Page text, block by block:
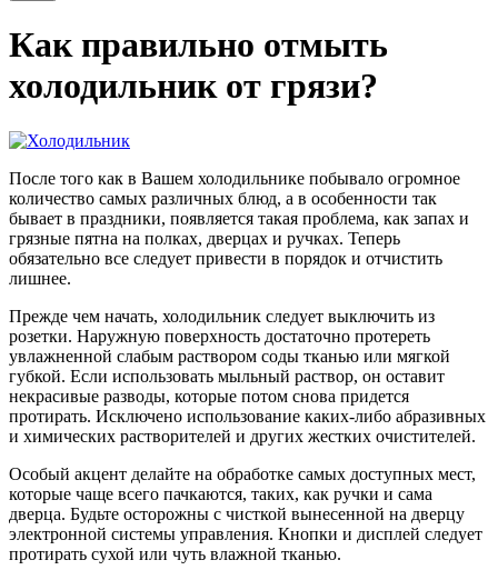
Как правильно отмыть
холодильник от грязи?
После того как в Вашем холодильнике побывало огромное
количество самых различных блюд, а в особенности так
бывает в праздники, появляется такая проблема, как запах и
грязные пятна на полках, дверцах и ручках. Теперь
обязательно все следует привести в порядок и отчистить
лишнее.
Прежде чем начать, холодильник следует выключить из
розетки. Наружную поверхность достаточно протереть
увлажненной слабым раствором соды тканью или мягкой
губкой. Если использовать мыльный раствор, он оставит
некрасивые разводы, которые потом снова придется
протирать. Исключено использование каких-либо абразивных
и химических растворителей и других жестких очистителей.
Особый акцент делайте на обработке самых доступных мест,
которые чаще всего пачкаются, таких, как ручки и сама
дверца. Будьте осторожны с чисткой вынесенной на дверцу
электронной системы управления. Кнопки и дисплей следует
протирать сухой или чуть влажной тканью.